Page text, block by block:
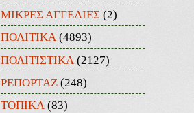
ΜΙΚΡΕΣ ΑΓΓΕΛΙΕΣ (2)
ΠΟΛΙΤΙΚΑ (4893)
ΠΟΛΙΤΙΣΤΙΚΑ (2127)
ΡΕΠΟΡΤΑΖ (248)
ΤΟΠΙΚΑ (83)